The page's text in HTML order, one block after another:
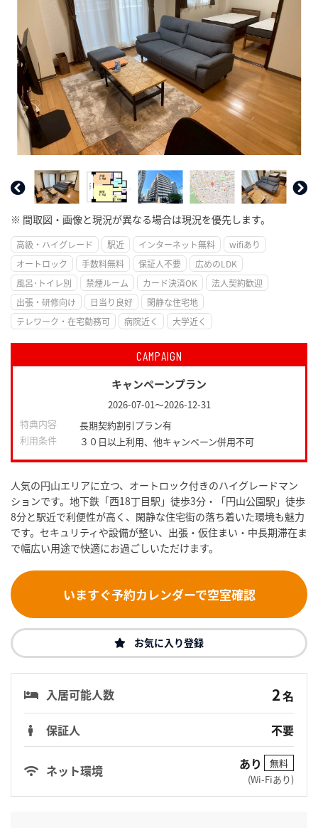
※ 間取図・画像と現況が異なる場合は現況を優先します。
高級・ハイグレード 駅近 インターネット無料
wifiあり
オートロック
手数料無料 保証人不要
広めのLDK
風呂･トイレ別
禁煙ルーム カード決済OK
法人契約歓迎
出張・研修向け
日当り良好
閑静な住宅地
テレワーク・在宅勤務可
病院近く 大学近く
CAMPAIGN
キャンペーンプラン
2026-07-01～2026-12-31
特典内容
長期契約割引プラン有
利用条件
３０日以上利用、他キャンペーン併用不可
人気の円山エリアに立つ、オートロック付きのハイグレードマン
ションです。地下鉄「西18丁目駅」徒歩3分・「円山公園駅」徒歩
8分と駅近で利便性が高く、閑静な住宅街の落ち着いた環境も魅力
です。セキュリティや設備が整い、出張・仮住まい・中長期滞在ま
で幅広い用途で快適にお過ごしいただけます。
いますぐ予約カレンダーで空室確認
お気に入り登録
入居可能人数 2名
保証人
不要
ネット環境 あり
無料
(Wi-Fiあり)